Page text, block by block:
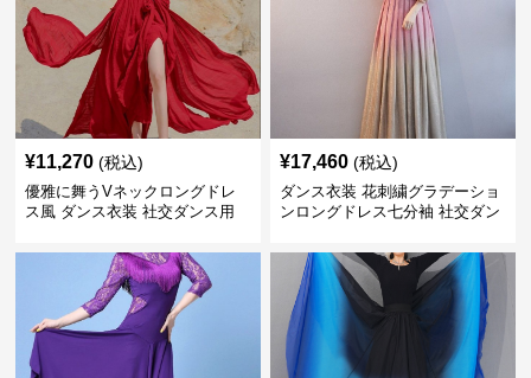
¥11,270 (税込)
優雅に舞うVネックロングドレ
ス風 ダンス衣装 社交ダンス用
¥17,460 (税込)
ダンス衣装 花刺繍グラデーショ
ンロングドレス七分袖 社交ダン